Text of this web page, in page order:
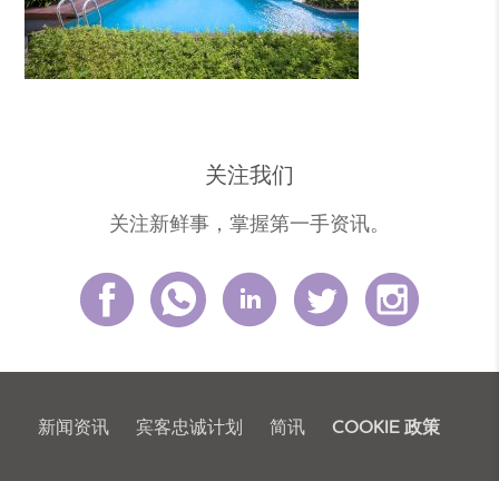
关注我们
关注新鲜事，掌握第一手资讯。
新闻资讯 宾客忠诚计划 简讯 COOKIE 政策